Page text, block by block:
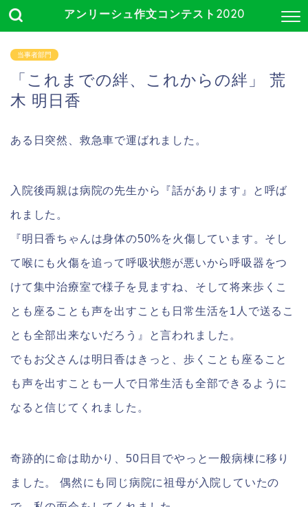
アンリーシュ作文コンテスト2020
当事者部門
「これまでの絆、これからの絆」 荒
木 明日香
ある日突然、救急車で運ばれました。
入院後両親は病院の先生から『話があります』と呼ば
れました。
『明日香ちゃんは身体の50%を火傷しています。そし
て喉にも火傷を追って呼吸状態が悪いから呼吸器をつ
けて集中治療室で様子を見ますね、そして将来歩くこ
とも座ることも声を出すことも日常生活を1人で送るこ
とも全部出来ないだろう』と言われました。
でもお父さんは明日香はきっと、歩くことも座ること
も声を出すことも一人で日常生活も全部できるように
なると信じてくれました。
奇跡的に命は助かり、50日目でやっと一般病棟に移り
ました。 偶然にも同じ病院に祖母が入院していたの